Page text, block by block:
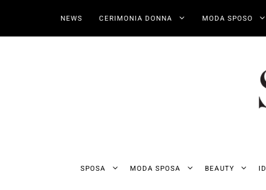
NEWS CERIMONIA DONNA MODA SPOSO
SPOSA MODA SPOSA BEAUTY